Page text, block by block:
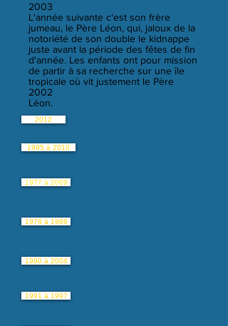
2003
L'année suivante c'est son frère
jumeau, le Père Léon, qui, jaloux de la
notoriété de son double le kidnappe
juste avant la période des fêtes de fin
d'année. Les enfants ont pour mission
de partir à sa recherche sur une île
tropicale où vit justement le Père
2002
Léon.
2012
1995 à 2010
1977 à 2009
1978 à 1989
1990 à 2004
1991 à 1997